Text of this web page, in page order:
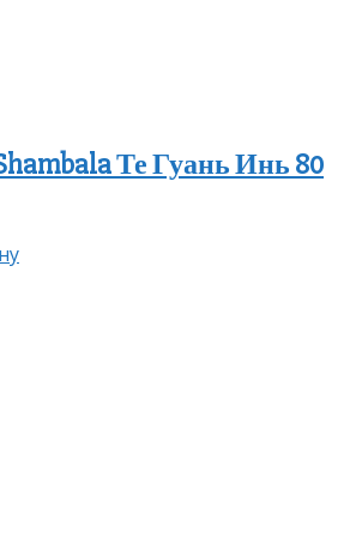
Те Гуань Инь 80